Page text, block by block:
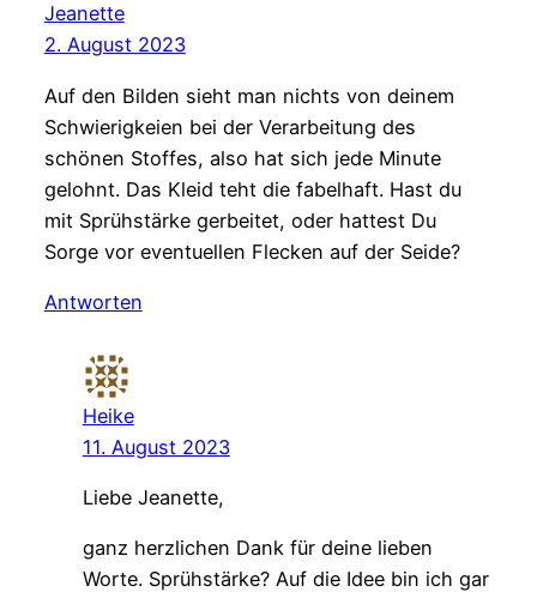
Jeanette
2. August 2023
Auf den Bilden sieht man nichts von deinem
Schwierigkeien bei der Verarbeitung des
schönen Stoffes, also hat sich jede Minute
gelohnt. Das Kleid teht die fabelhaft. Hast du
mit Sprühstärke gerbeitet, oder hattest Du
Sorge vor eventuellen Flecken auf der Seide?
Antworten
Heike
11. August 2023
Liebe Jeanette,
ganz herzlichen Dank für deine lieben
Worte. Sprühstärke? Auf die Idee bin ich gar